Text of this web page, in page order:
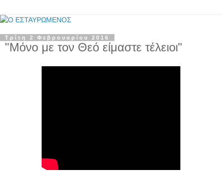
Τρίτη 2 Φεβρουαρίου 2016
"Μόνο με τον Θεό είμαστε τέλειοι"